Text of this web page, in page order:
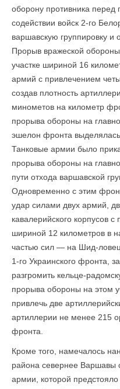
оборону противника
содействии войск 2-го
варшавскую группировку и
Прорыв вражеской
участке шириной 16
армий с привлечением
создав плотность
миноме­тов на километр
прорыва обороны на
эшелон фронта
Танковые армии было
прорыва обороны на
пути отхода варшавской
Одновременно с этим
удар силами двух армий,
кавалерийского корпусов
шириной 12 километров в
частью сил — на Шид-
1-го Украинского фронта,
разгромить кельце-
прорыва обороны на этом
привлечь две
артиллерии не менее 215
фронта.
Кроме того, намечалось
района севернее Варшавы
армии, которой